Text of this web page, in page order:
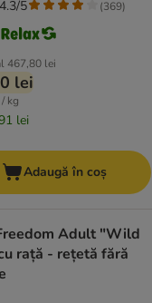
467,80 lei
lei
kg
lei
5 (369)
Adaugă în coș
Adult "Wild
rață - rețetă fără